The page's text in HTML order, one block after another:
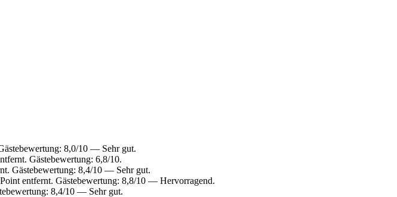
8,0/10 — Sehr gut.
Gästebewertung: 6,8/10.
Gästebewertung: 8,4/10 — Sehr gut.
entfernt. Gästebewertung: 8,8/10 — Hervorragend.
8,4/10 — Sehr gut.